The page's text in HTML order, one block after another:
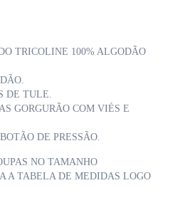
TRICOLINE 100% ALGODÃO
DE TULE.
GORGURÃO COM VIÉS E
DE PRESSÃO.
NO TAMANHO
A TABELA DE MEDIDAS LOGO